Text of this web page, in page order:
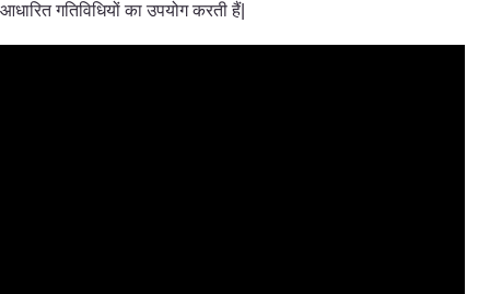
आधारित गतिविधियों का उपयोग करती हैं|